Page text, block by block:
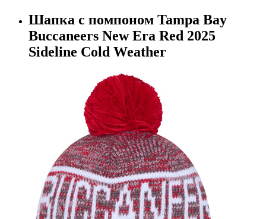
Шапка с помпоном Tampa Bay
Buccaneers New Era Red 2025
Sideline Cold Weather